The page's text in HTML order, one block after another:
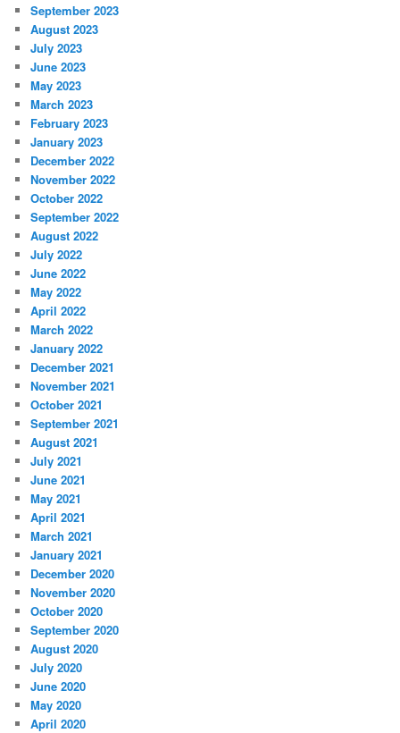
September 2023
August 2023
July 2023
June 2023
May 2023
March 2023
February 2023
January 2023
December 2022
November 2022
October 2022
September 2022
August 2022
July 2022
June 2022
May 2022
April 2022
March 2022
January 2022
December 2021
November 2021
October 2021
September 2021
August 2021
July 2021
June 2021
May 2021
April 2021
March 2021
January 2021
December 2020
November 2020
October 2020
September 2020
August 2020
July 2020
June 2020
May 2020
April 2020